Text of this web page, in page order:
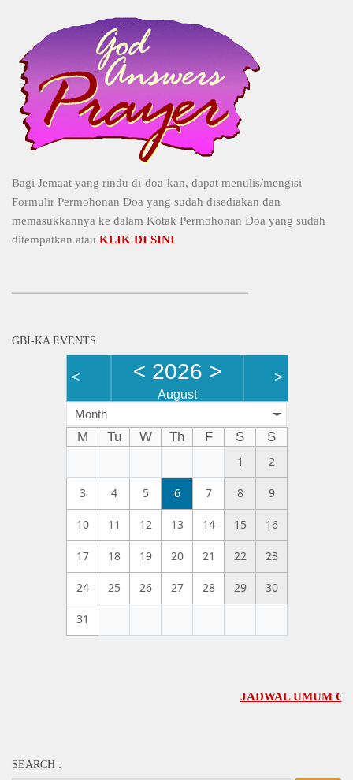
Bagi Jemaat yang rindu di-doa-kan, dapat menulis/mengisi
Formulir Permohonan Doa yang sudah disediakan dan
memasukkannya ke dalam Kotak Permohonan Doa yang sudah
ditempatkan atau KLIK DI SINI
GBI-KA EVENTS
< < 2026 >
August
>
Month
M Tu W Th F S
S
1
2
3 4 5 6 7 8 9
10 11 12 13 14 15 16
17 18 19 20 21 22 23
24 25 26 27 28 29 30
31
JADWAL UMUM GBI-
SEARCH :